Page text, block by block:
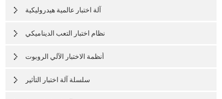
آلة اختبار عالمية هيدروليكية
نظام اختبار التعب الديناميكي
أنظمة الاختبار الآلي الروبوت
سلسلة آلة اختبار التأثير